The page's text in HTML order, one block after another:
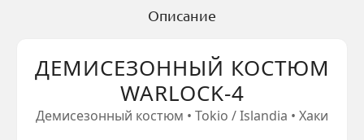
Описание
ДЕМИСЕЗОННЫЙ КОСТЮМ
WARLOCK-4
Демисезонный костюм • Tokio / Islandia • Хаки